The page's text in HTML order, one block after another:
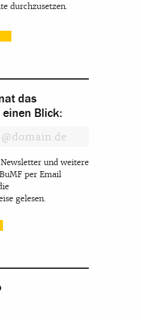
durchzusetzen.
das
Blick:
und weitere
per Email
gelesen.